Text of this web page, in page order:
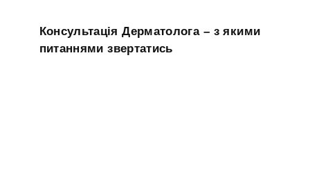
Консультація Дерматолога – з якими
питаннями звертатись